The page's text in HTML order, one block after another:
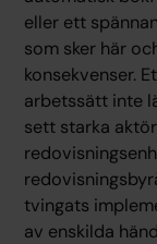
eller ett
som sker här
konsekvenser.
arbetssätt inte
sett starka
tvingats
av enskilda